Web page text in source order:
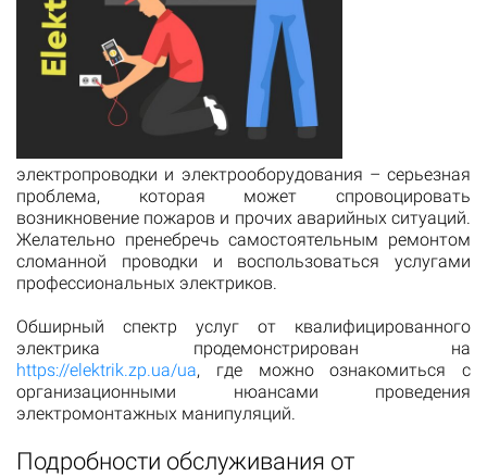
электропроводки и электрооборудования – серьезная
проблема, которая может спровоцировать
возникновение пожаров и прочих аварийных ситуаций.
Желательно пренебречь самостоятельным ремонтом
сломанной проводки и воспользоваться услугами
профессиональных электриков.
Обширный спектр услуг от квалифицированного
электрика продемонстрирован на
https://elektrik.zp.ua/ua, где можно ознакомиться с
организационными нюансами проведения
электромонтажных манипуляций.
Подробности обслуживания от